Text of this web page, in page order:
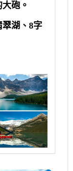
砲。
湖、8字